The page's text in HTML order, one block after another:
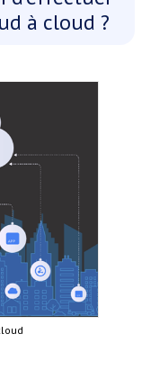
à cloud ?